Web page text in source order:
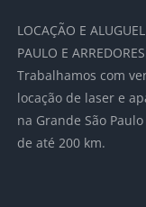
LOCAÇÃO E
PAULO E
Trabalhamos com
locação de laser e
na Grande São
de até 200 km.